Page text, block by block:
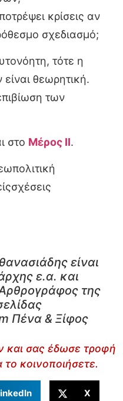
κρίσεις αν
σχεδιασμό;
τότε η
θεωρητική.
των
στο Μέρος II.
είναι
ε.α. και
Αρθρογράφος της
Πένα & Ξίφος
και σας έδωσε τροφή
κοινοποιήσετε.
X